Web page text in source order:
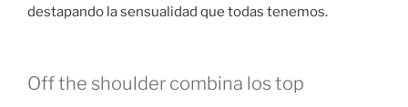
destapando la sensualidad que todas tenemos.
Off the shoulder combina los top